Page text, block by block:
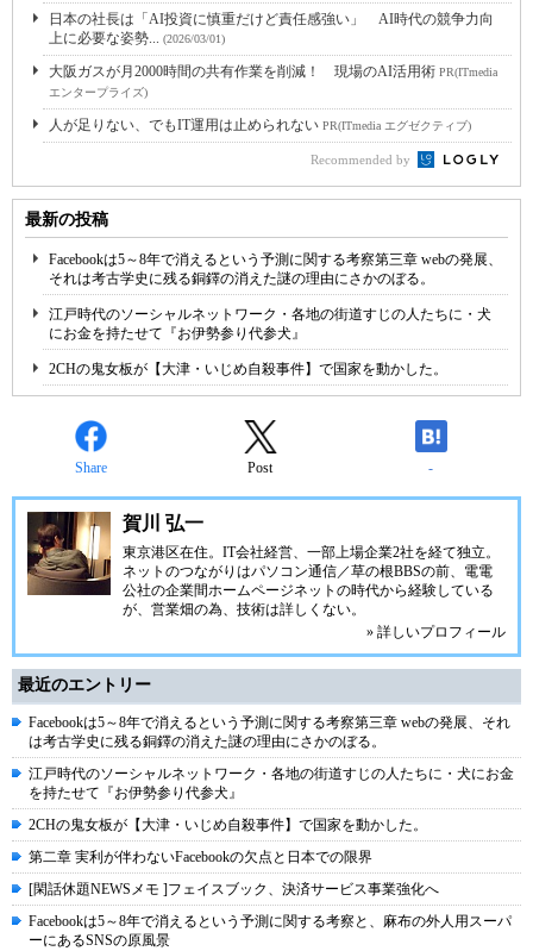
日本の社長は「AI投資に慎重だけど責任感強い」 AI時代の競争力向
上に必要な姿勢... (2026/03/01)
大阪ガスが月2000時間の共有作業を削減！ 現場のAI活用術 PR(ITmedia
エンタープライズ)
人が足りない、でもIT運用は止められない PR(ITmedia エグゼクティブ)
Recommended by
最新の投稿
Facebookは5～8年で消えるという予測に関する考察第三章 webの発展、
それは考古学史に残る銅鐸の消えた謎の理由にさかのぼる。
江戸時代のソーシャルネットワーク・各地の街道すじの人たちに・犬
にお金を持たせて『お伊勢参り代参犬』
2CHの鬼女板が【大津・いじめ自殺事件】で国家を動かした。
Share Post -
賀川 弘一
東京港区在住。IT会社経営、一部上場企業2社を経て独立。
ネットのつながりはパソコン通信／草の根BBSの前、電電
公社の企業間ホームページネットの時代から経験している
が、営業畑の為、技術は詳しくない。
» 詳しいプロフィール
最近のエントリー
Facebookは5～8年で消えるという予測に関する考察第三章 webの発展、それ
は考古学史に残る銅鐸の消えた謎の理由にさかのぼる。
江戸時代のソーシャルネットワーク・各地の街道すじの人たちに・犬にお金
を持たせて『お伊勢参り代参犬』
2CHの鬼女板が【大津・いじめ自殺事件】で国家を動かした。
第二章 実利が伴わないFacebookの欠点と日本での限界
[閑話休題NEWSメモ ]フェイスブック、決済サービス事業強化へ
Facebookは5～8年で消えるという予測に関する考察と、麻布の外人用スーパ
ーにあるSNSの原風景